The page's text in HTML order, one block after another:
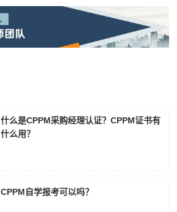
什么是CPPM采购经理认证？CPPM证书有
什么用？
CPPM自学报考可以吗？